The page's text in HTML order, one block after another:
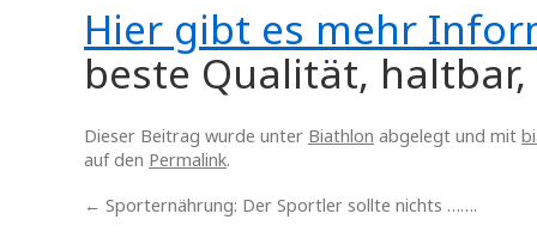
Hier gibt es mehr
beste Qualität,
Dieser Beitrag wurde unter Biathlon abgelegt und mit
auf den Permalink.
← Sporternährung: Der Sportler sollte nichts …….